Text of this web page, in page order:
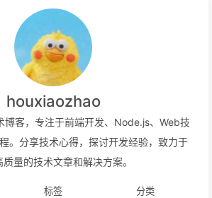
houxiaozhao
博客，专注于前端开发、Node.js、Web技
。分享技术心得，探讨开发经验，致力于
量的技术文章和解决方案。
标签 分类